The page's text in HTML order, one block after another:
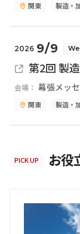
関東 製造・
2026 9/9
第2回 製
会場： 幕張メッセ
関東 製造・
PICK UP お役